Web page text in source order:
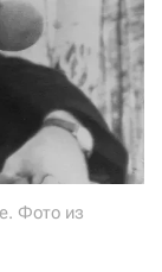
Фото из